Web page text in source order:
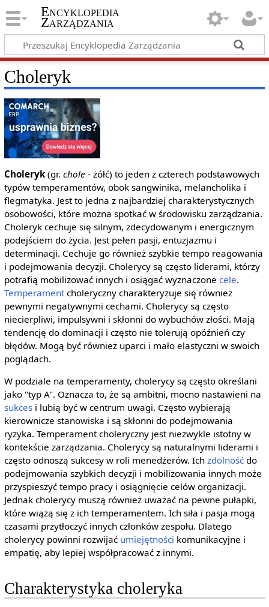
Encyklopedia
Zarządzania
Choleryk
Choleryk(gr. chole - żółć) to jeden z czterech podstawowych
typów temperamentów, obok sangwinika, melancholika i
flegmatyka. Jest to jedna z najbardziej charakterystycznych
osobowości, które można spotkać w środowisku zarządzania.
Choleryk cechuje się silnym, zdecydowanym i energicznym
podejściem do życia. Jest pełen pasji, entuzjazmu i
determinacji. Cechuje go również szybkie tempo reagowania
i podejmowania decyzji. Cholerycy są często liderami, którzy
potrafią mobilizować innych i osiągać wyznaczone cele.
Temperamentcholeryczny charakteryzuje się również
pewnymi negatywnymi cechami. Cholerycy są często
niecierpliwi, impulsywni i skłonni do wybuchów złości. Mają
tendencję do dominacji i często nie tolerują opóźnień czy
błędów. Mogą być również uparci i mało elastyczni w swoich
poglądach.
W podziale na temperamenty, cholerycy są często określani
jako "typ A". Oznacza to, że są ambitni, mocno nastawieni na
sukcesi lubią być w centrum uwagi. Często wybierają
kierownicze stanowiska i są skłonni do podejmowania
ryzyka. Temperament choleryczny jest niezwykle istotny w
kontekście zarządzania. Cholerycy są naturalnymi liderami i
często odnoszą sukcesy w roli menedżerów. Ich zdolnośćdo
podejmowania szybkich decyzji i mobilizowania innych może
przyspieszyć tempo pracy i osiągnięcie celów organizacji.
Jednak cholerycy muszą również uważać na pewne pułapki,
które wiążą się z ich temperamentem. Ich siła i pasja mogą
czasami przytłoczyć innych członków zespołu. Dlatego
cholerycy powinni rozwijać umiejętności komunikacyjne i
empatię, aby lepiej współpracować z innymi.
Charakterystyka choleryka